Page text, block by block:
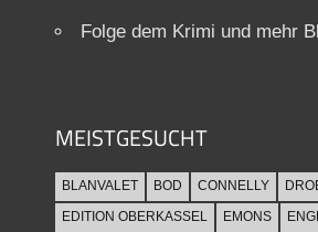
Folge dem Krimi und mehr
MEISTGESUCHT
BLANVALET BOD CONNELLY
EDITION OBERKASSEL
EMONS